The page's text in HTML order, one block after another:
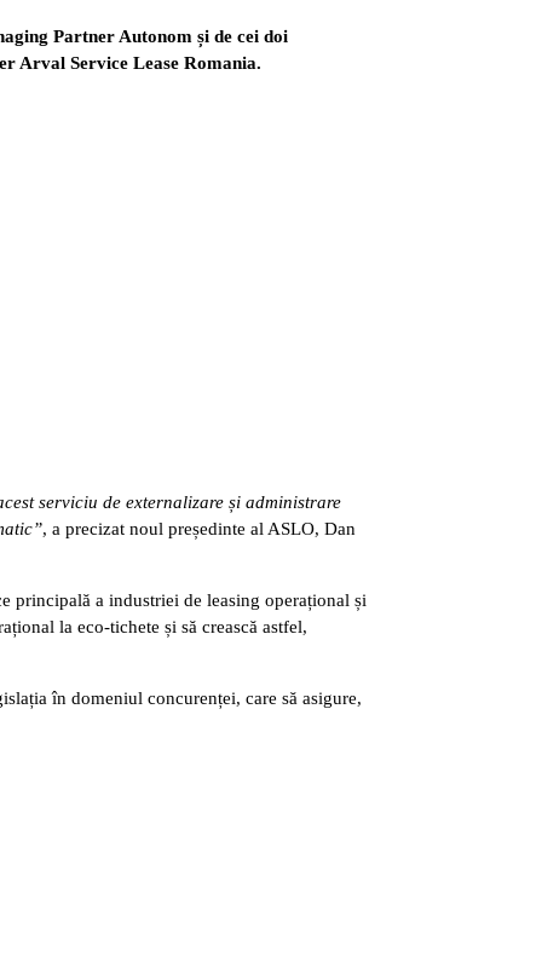
Partner Autonom și de cei doi
Arval Service Lease Romania.
serviciu de externalizare și administrare
, a precizat noul președinte al ASLO, Dan
principală a industriei de leasing operațional și
la eco-tichete și să crească astfel,
în domeniul concurenței, care să asigure,